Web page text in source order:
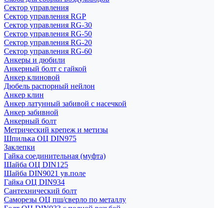
Сектор управления
Сектор управления RGP
Сектор управления RG-30
Сектор управления RG-50
Сектор управления RG-20
Сектор управления RG-60
Анкеры и дюбили
Анкерный болт с гайкой
Анкер клиновой
Дюбель распорный нейлон
Анкер клин
Анкер латунный забивой с насечкой
Анкер забивной
Анкерный болт
Метрический крепеж и метизы
Шпилька ОЦ DIN975
Заклепки
Гайка соединительная (муфта)
Шайба ОЦ DIN125
Шайба DIN9021 ув.поле
Гайка ОЦ DIN934
Сантехнический болт
Саморезы ОЦ пш/сверло по металлу